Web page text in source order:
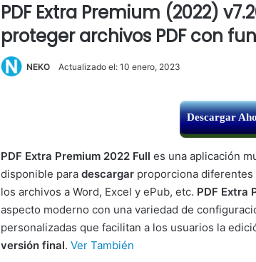
PDF Extra Premium (2022)
proteger archivos PDF con
NEKO Actualizado el: 10 enero, 2023
Descargar
PDF Extra Premium 2022 Full es una aplicación
disponible para descargarproporciona diferentes
los archivos a Word, Excel y ePub, etc. PDF Extra
aspecto moderno con una variedad de
personalizadas que facilitan a los usuarios la
versión final. Ver También